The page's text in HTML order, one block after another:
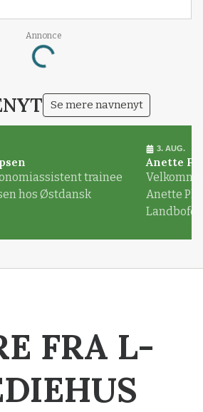
Annonce
Loading...
Se mere navnenyt
trainee
hos Østdansk
3. AUG.
Anette
Anette
FRA L-